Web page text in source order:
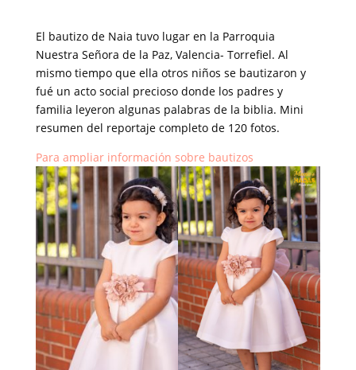
El bautizo de Naia tuvo lugar en la Parroquia
Nuestra Señora de la Paz, Valencia- Torrefiel. Al
mismo tiempo que ella otros niños se bautizaron y
fué un acto social precioso donde los padres y
familia leyeron algunas palabras de la biblia. Mini
resumen del reportaje completo de 120 fotos.
Para ampliar información sobre bautizos